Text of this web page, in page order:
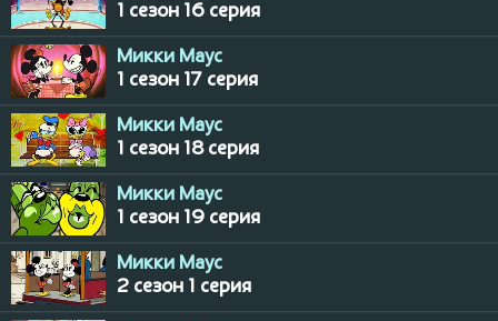
1 сезон 16 серия
Микки Маус
1 сезон 17 серия
Микки Маус
1 сезон 18 серия
Микки Маус
1 сезон 19 серия
Микки Маус
2 сезон 1 серия